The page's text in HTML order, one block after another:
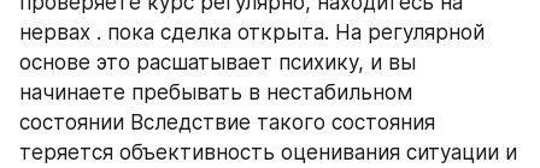
нервах . пока сделка открыта. На регулярной
основе это расшатывает психику, и вы
начинаете пребывать в нестабильном
состоянии Вследствие такого состояния
теряется объективность оценивания ситуации и